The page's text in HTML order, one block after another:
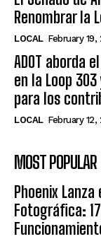
Renombrar la
LOCAL February 19,
ADOT aborda
en la Loop
para los
LOCAL February 12,
MOST POPULAR
Phoenix
Fotográfica: